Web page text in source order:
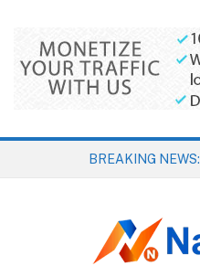
BREAKING NEWS: